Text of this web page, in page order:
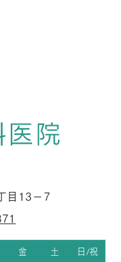
目13−7
金 土 日/祝